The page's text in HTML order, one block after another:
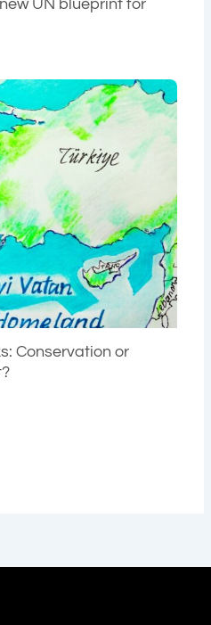
UN blueprint for
Conservation or